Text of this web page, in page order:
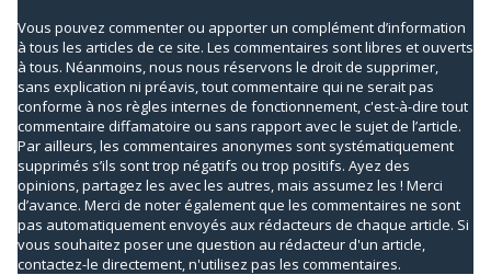
Vous pouvez commenter ou apporter un complément d’information
à tous les articles de ce site. Les commentaires sont libres et ouverts
à tous. Néanmoins, nous nous réservons le droit de supprimer,
sans explication ni préavis, tout commentaire qui ne serait pas
conforme à nos règles internes de fonctionnement, c'est-à-dire tout
commentaire diffamatoire ou sans rapport avec le sujet de l’article.
Par ailleurs, les commentaires anonymes sont systématiquement
supprimés s’ils sont trop négatifs ou trop positifs. Ayez des
opinions, partagez les avec les autres, mais assumez les ! Merci
d’avance. Merci de noter également que les commentaires ne sont
pas automatiquement envoyés aux rédacteurs de chaque article. Si
vous souhaitez poser une question au rédacteur d'un article,
contactez-le directement, n'utilisez pas les commentaires.